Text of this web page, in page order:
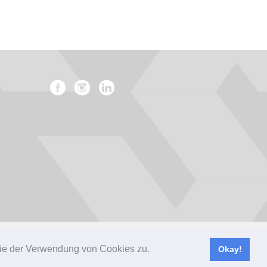
der Verwendung von Cookies zu. Okay!
Impressum Datenschutz